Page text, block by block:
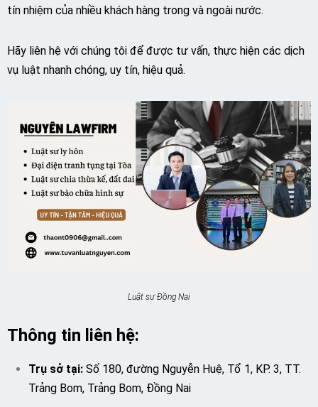
tín nhiệm của nhiều khách hàng trong và ngoài nước.
Hãy liên hệ với chúng tôi để được tư vấn, thực hiện các dịch
vụ luật nhanh chóng, uy tín, hiệu quả.
Luật sư Đồng Nai
Thông tin liên hệ:
Trụ sở tại: Số 180, đường Nguyễn Huệ, Tổ 1, KP. 3, TT.
Trảng Bom, Trảng Bom, Đồng Nai